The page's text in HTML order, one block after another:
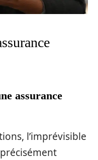
assurance
l’imprévisible